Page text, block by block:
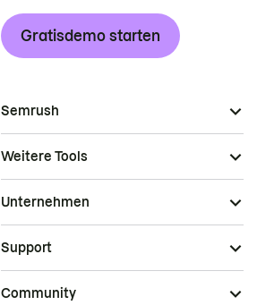
Gratisdemo starten
Semrush
Weitere Tools
Unternehmen
Support
Community